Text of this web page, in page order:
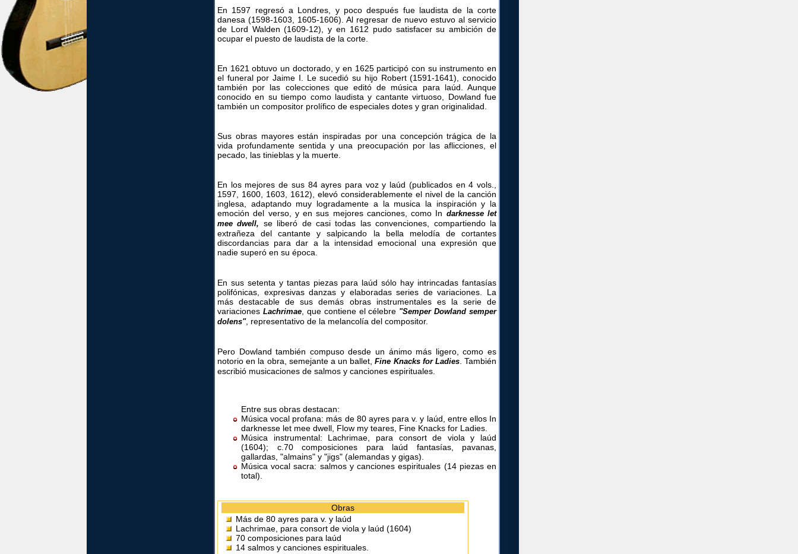
En 1597 regresó a Londres, y poco después fue laudista de la corte
danesa (1598-1603, 1605-1606). Al regresar de nuevo estuvo al servicio
de Lord Walden (1609-12), y en 1612 pudo satisfacer su ambición de
ocupar el puesto de laudista de la corte.
En 1621 obtuvo un doctorado, y en 1625 participó con su instrumento en
el funeral por Jaime I. Le sucedió su hijo Robert (1591-1641), conocido
también por las colecciones que editó de música para laúd. Aunque
conocido en su tiempo como laudista y cantante virtuoso, Dowland fue
también un compositor prolífico de especiales dotes y gran originalidad.
Sus obras mayores están inspiradas por una concepción trágica de la
vida profundamente sentida y una preocupación por las aflicciones, el
pecado, las tinieblas y la muerte.
En los mejores de sus 84 ayres para voz y laúd (publicados en 4 vols.,
1597, 1600, 1603, 1612), elevó considerablemente el nivel de la canción
inglesa, adaptando muy logradamente a la musica la inspiración y la
emoción del verso, y en sus mejores canciones, como In darknesse let
mee dwell, se liberó de casi todas las convenciones, compartiendo la
extrañeza del cantante y salpicando la bella melodía de cortantes
discordancias para dar a la intensidad emocional una expresión que
nadie superó en su época.
En sus setenta y tantas piezas para laúd sólo hay intrincadas fantasías
polifónicas, expresivas danzas y elaboradas series de variaciones. La
más destacable de sus demás obras instrumentales es la serie de
variaciones Lachrimae, que contiene el célebre "Semper Dowland semper
dolens", representativo de la melancolía del compositor.
Pero Dowland también compuso desde un ánimo más ligero, como es
notorio en la obra, semejante a un ballet,Fine Knacks for Ladies. También
escribió musicaciones de salmos y canciones espirituales.
Entre sus obras destacan:
Música vocal profana: más de 80 ayres para v. y laúd, entre ellos In
darknesse let mee dwell, Flow my teares, Fine Knacks for Ladies.
Música instrumental: Lachrimae, para consort de viola y laúd
(1604); c.70 composiciones para laúd fantasías, pavanas,
gallardas, "almains" y "jigs" (alemandas y gigas).
Música vocal sacra: salmos y canciones espirituales (14 piezas en
total).
Obras
Más de 80 ayres para v. y laúd
Lachrimae, para consort de viola y laúd (1604)
70 composiciones para laúd
14 salmos y canciones espirituales.